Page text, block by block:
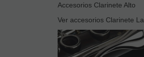
Accesorios Clarinete Alto
Ver accesorios Clarinete La